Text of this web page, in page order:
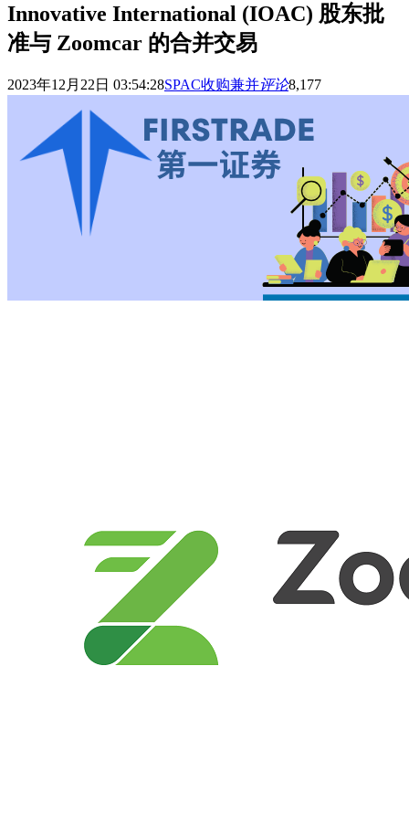
Innovative International (IOAC) 股东批
准与 Zoomcar 的合并交易
2023年12月22日 03:54:28SPAC收购兼并评论8,177